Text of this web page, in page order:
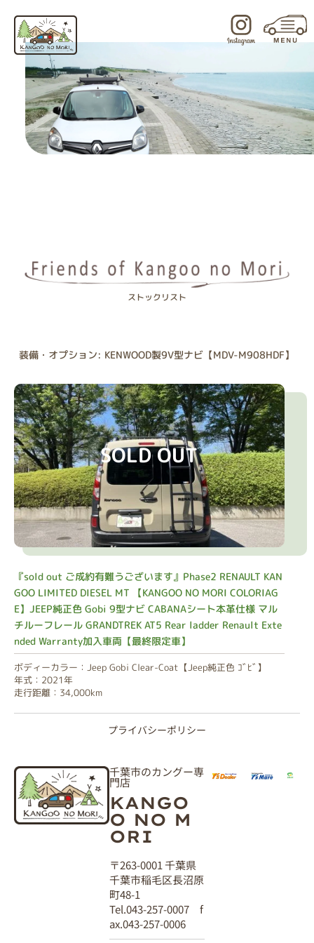
ストックリスト
装備・オプション: KENWOOD製9V型ナビ【MDV-M908HDF】
SOLD OUT
『sold out ご成約有難うございます』Phase2 RENAULT KAN
GOO LIMITED DIESEL MT 【KANGOO NO MORI COLORIAG
E】JEEP純正色 Gobi 9型ナビ CABANAシート本革仕様 マル
チルーフレール GRANDTREK AT5 Rear ladder Renault Exte
nded Warranty加入車両【最終限定車】
ボディーカラー：Jeep Gobi Clear-Coat【Jeep純正色 ｺﾞﾋﾞ】
年式：2021年
走行距離：34,000km
プライバシーポリシー
千葉市のカングー専
門店
KANGO
O NO M
ORI
〒263-0001 千葉県
千葉市稲毛区長沼原
町48-1
Tel.043-257-0007 f
ax.043-257-0006